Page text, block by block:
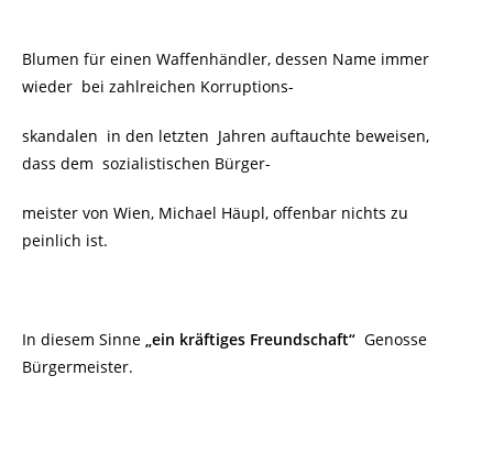
Blumen für einen Waffenhändler, dessen Name immer
wieder bei zahlreichen Korruptions-
skandalen in den letzten Jahren auftauchte beweisen,
dass dem sozialistischen Bürger-
meister von Wien, Michael Häupl, offenbar nichts zu
peinlich ist.
In diesem Sinne „ein kräftiges Freundschaft“ Genosse
Bürgermeister.